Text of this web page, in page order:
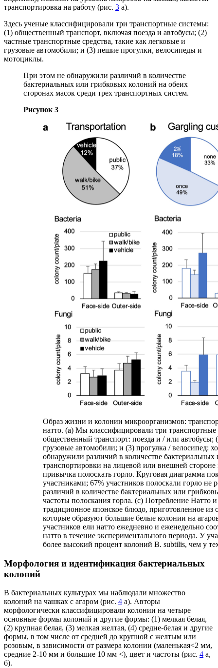
транспортировка на работу (рис. 3 а).
Здесь ученые классифицировали три транспортные системы:
(1) общественный транспорт, включая поезда и автобусы; (2)
частные транспортные средства, такие как легковые и
грузовые автомобили; и (3) пешие прогулки, велосипеды и
мотоциклы.
При этом не обнаружили различий в количестве
бактериальных или грибковых колоний на обеих
сторонах масок среди трех транспортных систем.
Рисунок 3
Образ жизни и колонии микроорганизмов:
натто. (a) Мы классифицировали три транспортные
общественный транспорт: поезда и / или автобусы;
грузовые автомобили; и (3) прогулка / велосипед:
обнаружили различий в количестве
транспортировки на лицевой или внешней
привычка полоскать горло. Круговая диаграмма
участниками; 67% участников полоскали горло
различий в количестве бактериальных или
частоты полоскания горла. (c) Потребление
традиционное японское блюдо, приготовленное
которые образуют большие белые колонии на
участников ели натто ежедневно и еженедельно
натто в течение экспериментального периода. У
более высокий процент колоний B. subtilis, чем у
Морфология и идентификация бактериальных
колоний
В бактериальных культурах мы наблюдали множество
колоний на чашках с агаром (рис. 4 а). Авторы
морфологически классифицировали колонии на четыре
основные формы колоний и другие формы: (1) мелкая белая,
(2) крупная белая, (3) мелкая желтая, (4) средне-белая и другие
формы, в том числе от средней до крупной с желтым или
розовым, в зависимости от размера колонии (маленькая<2 мм,
средние 2-10 мм и большие 10 мм <), цвет и частоты (рис. 4 а,
б).